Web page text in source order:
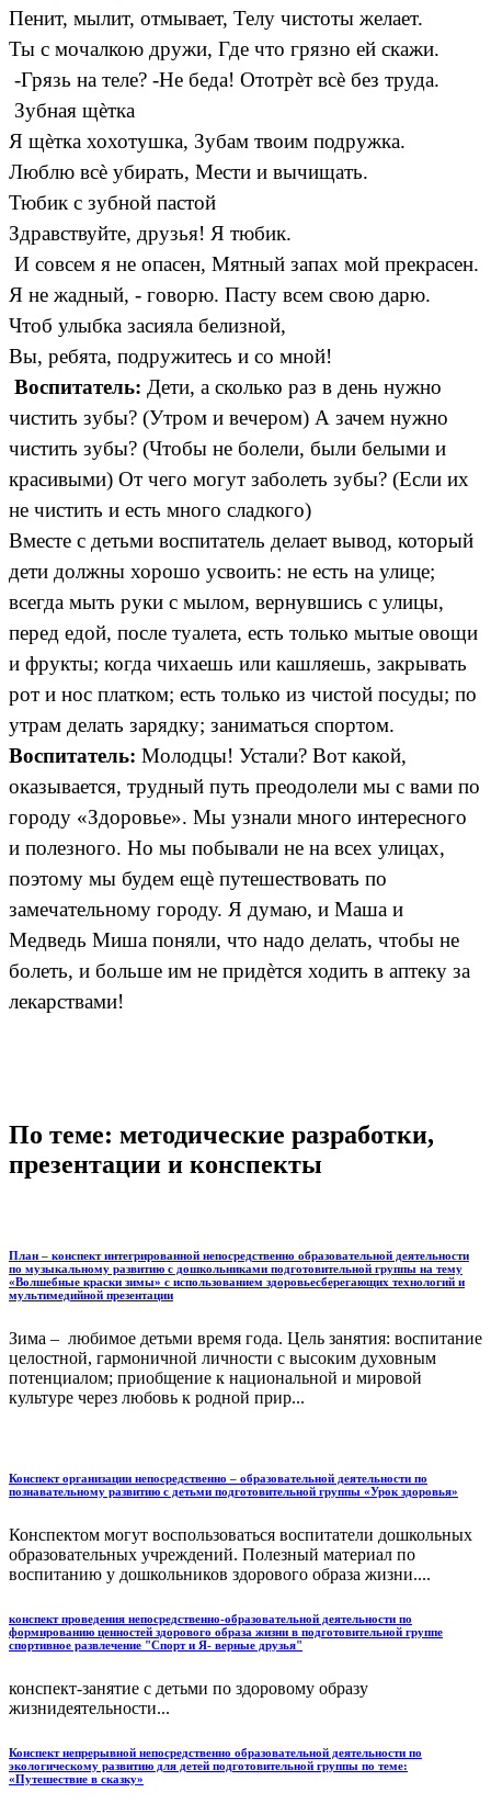
Пенит, мылит, отмывает, Телу чистоты желает.
Ты с мочалкою дружи, Где что грязно ей скажи.
-Грязь на теле? -Не беда! Ототрѐт всѐ без труда.
Зубная щѐтка
Я щѐтка хохотушка, Зубам твоим подружка.
Люблю всѐ убирать, Мести и вычищать.
Тюбик с зубной пастой
Здравствуйте, друзья! Я тюбик.
И совсем я не опасен, Мятный запах мой прекрасен.
Я не жадный, - говорю. Пасту всем свою дарю.
Чтоб улыбка засияла белизной,
Вы, ребята, подружитесь и со мной!
Воспитатель: Дети, а сколько раз в день нужно
чистить зубы? (Утром и вечером) А зачем нужно
чистить зубы? (Чтобы не болели, были белыми и
красивыми) От чего могут заболеть зубы? (Если их
не чистить и есть много сладкого)
Вместе с детьми воспитатель делает вывод, который
дети должны хорошо усвоить: не есть на улице;
всегда мыть руки с мылом, вернувшись с улицы,
перед едой, после туалета, есть только мытые овощи
и фрукты; когда чихаешь или кашляешь, закрывать
рот и нос платком; есть только из чистой посуды; по
утрам делать зарядку; заниматься спортом.
Воспитатель: Молодцы! Устали? Вот какой,
оказывается, трудный путь преодолели мы с вами по
городу «Здоровье». Мы узнали много интересного
и полезного. Но мы побывали не на всех улицах,
поэтому мы будем ещѐ путешествовать по
замечательному городу. Я думаю, и Маша и
Медведь Миша поняли, что надо делать, чтобы не
болеть, и больше им не придѐтся ходить в аптеку за
лекарствами!
По теме: методические разработки,
презентации и конспекты
План – конспект интегрированной непосредственно образовательной деятельности
по музыкальному развитию с дошкольниками подготовительной группы на тему
«Волшебные краски зимы» с использованием здоровьесберегающих технологий и
мультимедийной презентации
Зима – любимое детьми время года. Цель занятия: воспитание
целостной, гармоничной личности с высоким духовным
потенциалом; приобщение к национальной и мировой
культуре через любовь к родной прир...
Конспект организации непосредственно – образовательной деятельности по
познавательному развитию с детьми подготовительной группы «Урок здоровья»
Конспектом могут воспользоваться воспитатели дошкольных
образовательных учреждений. Полезный материал по
воспитанию у дошкольников здорового образа жизни....
конспект проведения непосредственно-образовательной деятельности по
формированию ценностей здорового образа жизни в подготовительной группе
спортивное развлечение "Спорт и Я- верные друзья"
конспект-занятие с детьми по здоровому образу
жизнидеятельности...
Конспект непрерывной непосредственно образовательной деятельности по
экологическому развитию для детей подготовительной группы по теме:
«Путешествие в сказку»